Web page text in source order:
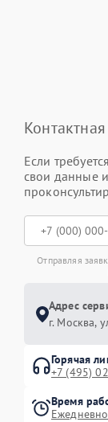
Если
свои данные
Отправляя
Адрес
г. Москва,
Горячая
+7 (495)
Время